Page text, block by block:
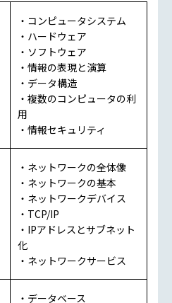
・コンピュータシステム
・ハードウェア
・ソフトウェア
・情報の表現と演算
・データ構造
・複数のコンピュータの利
用
・情報セキュリティ
・ネットワークの全体像
・ネットワークの基本
・ネットワークデバイス
・TCP/IP
・IPアドレスとサブネット
化
・ネットワークサービス
・データベース